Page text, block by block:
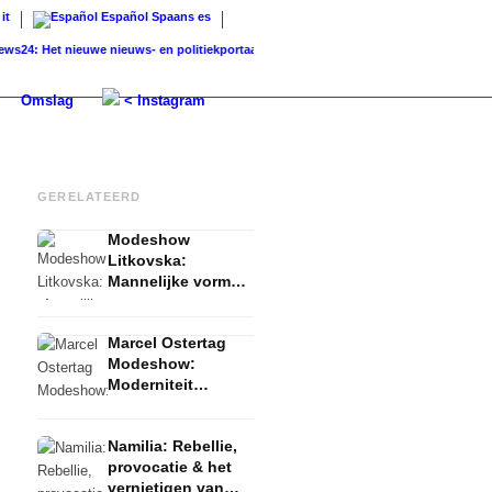
it Español Spaans es
Het nieuwe nieuws- en politiekportaal –...K-Beauty producten in Duitsland: De
Omslag < Instagram
GERELATEERD
Modeshow
Litkovska:
Mannelijke vormen
2023 Zomer
Marcel Ostertag
Modeshow:
Moderniteit
Zomer
Namilia: Rebellie,
provocatie & het
vernietigen van